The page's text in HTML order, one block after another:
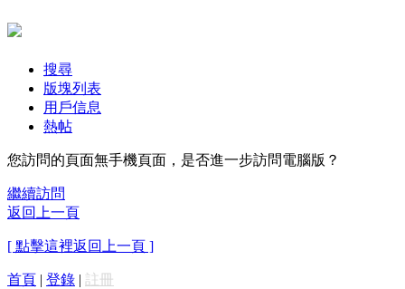
搜尋
版塊列表
用戶信息
熱帖
您訪問的頁面無手機頁面，是否進一步訪問電腦版？
繼續訪問
返回上一頁
[ 點擊這裡返回上一頁 ]
首頁 | 登錄 | 註冊